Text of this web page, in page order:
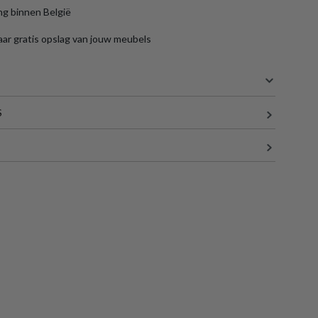
binnen België
gratis opslag van jouw meubels
106 cm